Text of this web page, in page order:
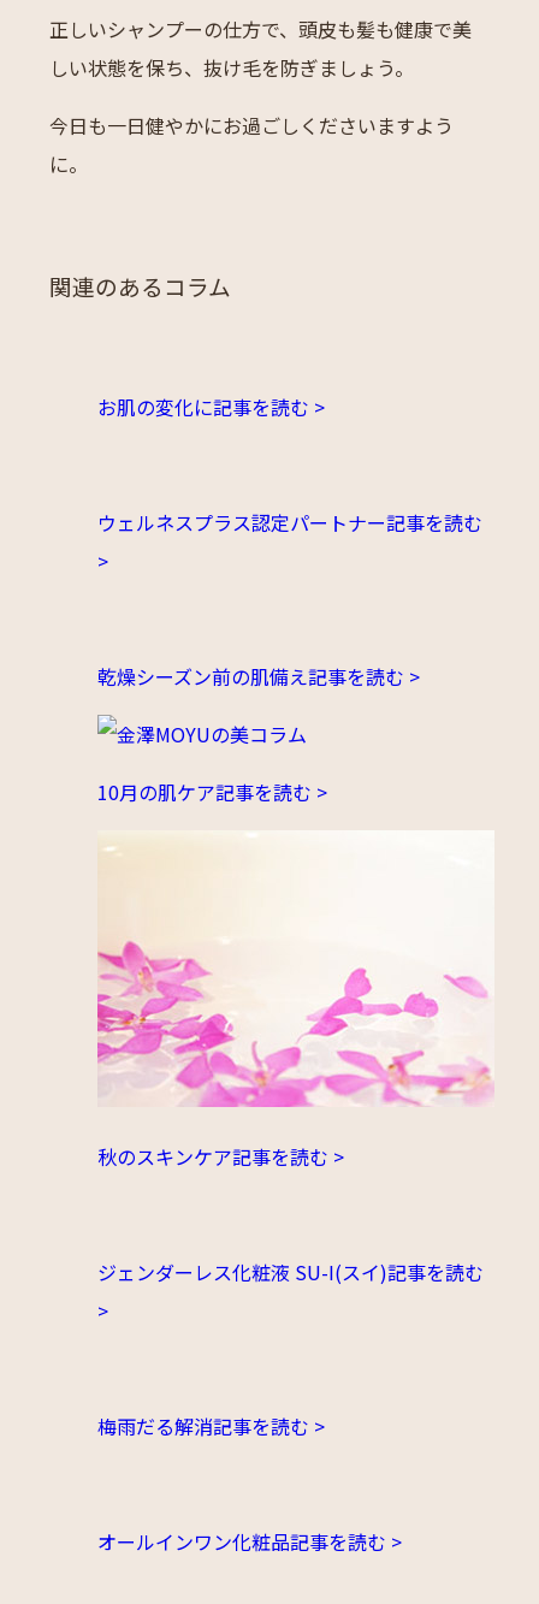
正しいシャンプーの仕方で、頭皮も髪も健康で美
しい状態を保ち、抜け毛を防ぎましょう。
今日も一日健やかにお過ごしくださいますよう
に。
関連のあるコラム
お肌の変化に記事を読む >
ウェルネスプラス認定パートナー記事を読む
>
乾燥シーズン前の肌備え記事を読む >
10月の肌ケア記事を読む >
秋のスキンケア記事を読む >
ジェンダーレス化粧液 SU-I(スイ)記事を読む
>
梅雨だる解消記事を読む >
オールインワン化粧品記事を読む >